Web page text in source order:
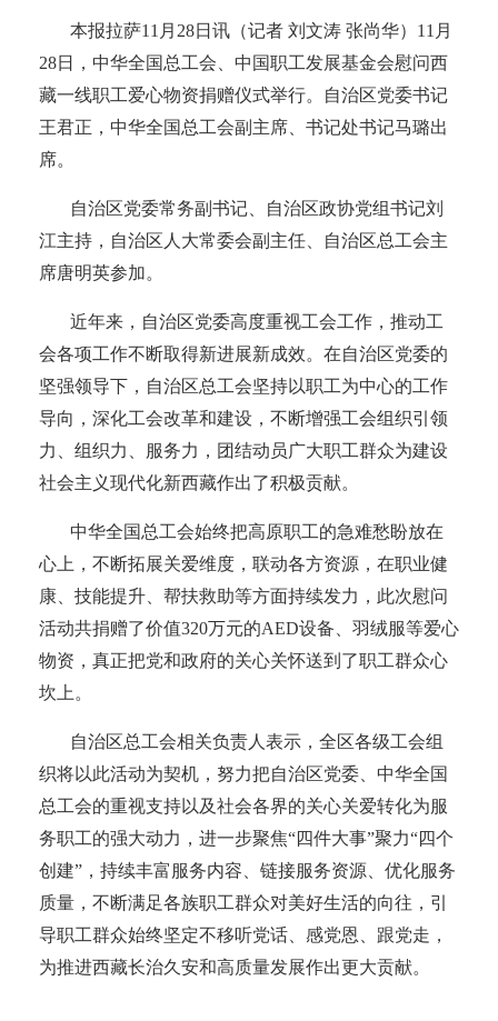
本报拉萨11月28日讯（记者 刘文涛 张尚华）11月
28日，中华全国总工会、中国职工发展基金会慰问西
藏一线职工爱心物资捐赠仪式举行。自治区党委书记
王君正，中华全国总工会副主席、书记处书记马璐出
席。
自治区党委常务副书记、自治区政协党组书记刘
江主持，自治区人大常委会副主任、自治区总工会主
席唐明英参加。
近年来，自治区党委高度重视工会工作，推动工
会各项工作不断取得新进展新成效。在自治区党委的
坚强领导下，自治区总工会坚持以职工为中心的工作
导向，深化工会改革和建设，不断增强工会组织引领
力、组织力、服务力，团结动员广大职工群众为建设
社会主义现代化新西藏作出了积极贡献。
中华全国总工会始终把高原职工的急难愁盼放在
心上，不断拓展关爱维度，联动各方资源，在职业健
康、技能提升、帮扶救助等方面持续发力，此次慰问
活动共捐赠了价值320万元的AED设备、羽绒服等爱心
物资，真正把党和政府的关心关怀送到了职工群众心
坎上。
自治区总工会相关负责人表示，全区各级工会组
织将以此活动为契机，努力把自治区党委、中华全国
总工会的重视支持以及社会各界的关心关爱转化为服
务职工的强大动力，进一步聚焦“四件大事”聚力“四个
创建”，持续丰富服务内容、链接服务资源、优化服务
质量，不断满足各族职工群众对美好生活的向往，引
导职工群众始终坚定不移听党话、感党恩、跟党走，
为推进西藏长治久安和高质量发展作出更大贡献。